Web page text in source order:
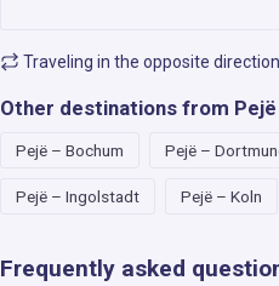
Traveling in the opposite
Other destinations from Pejë
Pejë – Bochum Pejë –
Pejë – Ingolstadt Pejë – Koln
Frequently asked